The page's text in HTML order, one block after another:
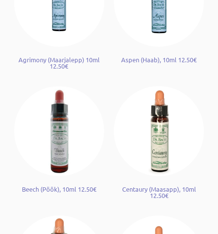
Agrimony (Maarjalepp) 10ml
12.50€
Aspen (Haab), 10ml 12.50€
Beech (Pöök), 10ml 12.50€ Centaury (Maasapp), 10ml
12.50€